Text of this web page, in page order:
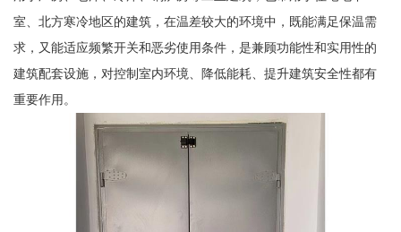
室、北方寒冷地区的建筑，在温差较大的环境中，既能满足保温需
求，又能适应频繁开关和恶劣使用条件，是兼顾功能性和实用性的
建筑配套设施，对控制室内环境、降低能耗、提升建筑安全性都有
重要作用。